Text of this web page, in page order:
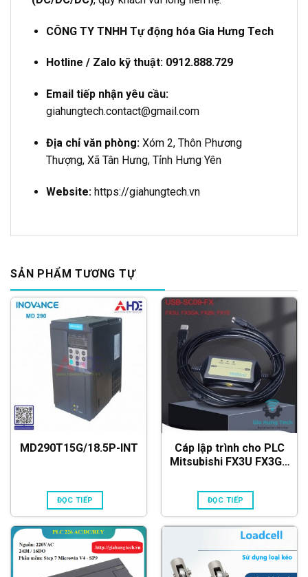
CÔNG TY TNHH Tự động hóa Gia Hưng Tech
Hotline / Zalo kỹ thuật: 0912.888.729
Email tiếp nhận yêu cầu:
giahungtech.contact@gmail.com
Địa chỉ văn phòng:Xóm 2, Thôn Phương
Thượng, Xã Tân Hưng, Tỉnh Hưng Yên
Website:https://giahungtech.vn
SẢN PHẨM TƯƠNG TỰ
MD290T15G/18.5P-INT
ĐỌC TIẾP
Cáp lập trình cho PLC
Mitsubishi FX3U FX3GA
ĐỌC TIẾP